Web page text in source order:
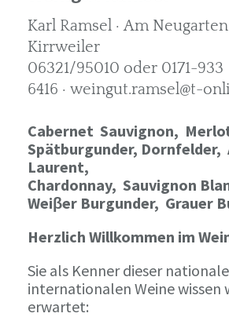
Karl Ramsel · Am Neugarten
Kirrweiler
06321/95010 oder 0171-933
6416 · weingut.ramsel@t-
Cabernet Sauvignon,
Spätburgunder, Dornfelder,
Laurent,
Chardonnay, Sauvignon
Weiβer Burgunder, Grauer
Herzlich Willkommen im
Sie als Kenner dieser
internationalen Weine wissen
erwartet: